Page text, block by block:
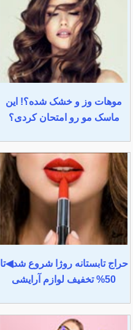
موهات وز و خشک شده؟! این
ماسک مو رو امتحان کردی؟
حراج تابستانه روژا شروع شد◀تا
50% تخفیف لوازم آرایشی